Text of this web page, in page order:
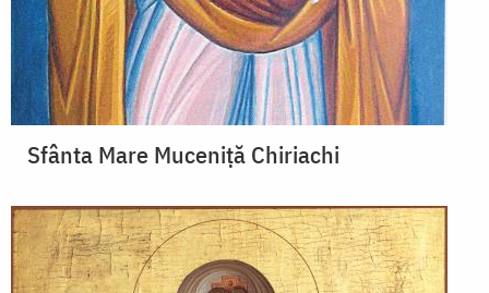
Sfânta Mare Muceniță Chiriachi